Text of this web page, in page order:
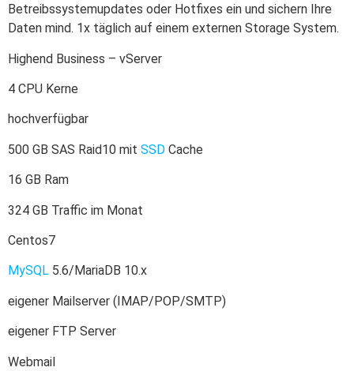
Betreibssystemupdates oder Hotfixes ein und sichern Ihre
Daten mind. 1x täglich auf einem externen Storage System.
Highend Business – vServer
4 CPU Kerne
hochverfügbar
500 GB SAS Raid10 mit SSD Cache
16 GB Ram
324 GB Traffic im Monat
Centos7
MySQL 5.6/MariaDB 10.x
eigener Mailserver (IMAP/POP/SMTP)
eigener FTP Server
Webmail